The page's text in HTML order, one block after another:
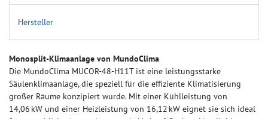
Hersteller
Monosplit-Klimaanlage von MundoClima
Die MundoClima MUCOR-48-H11T ist eine leistungsstarke
Säulenklimaanlage, die speziell für die effiziente Klimatisierung
großer Räume konzipiert wurde. Mit einer Kühlleistung von
14,06 kW und einer Heizleistung von 16,12 kW eignet sie sich ideal